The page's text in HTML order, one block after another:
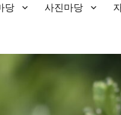
당 사진마당